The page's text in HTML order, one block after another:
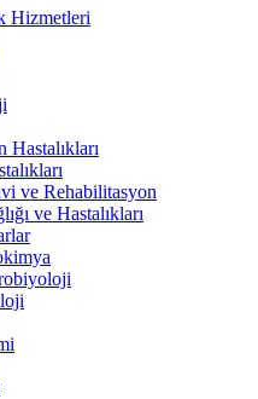
Hizmetleri
Hastalıkları
ve Rehabilitasyon
ve Hastalıkları